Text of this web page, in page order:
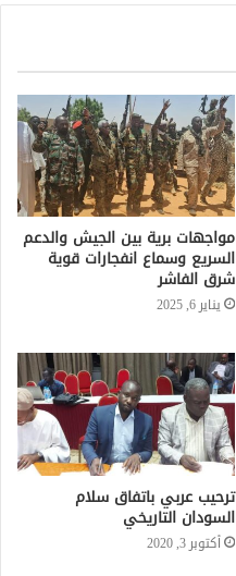
مواجهات برية بين الجيش والدعم
السريع وسماع انفجارات قوية
شرق الفاشر
يناير 6, 2025
ترحيب عربي باتفاق سلام
السودان التاريخي
أكتوبر 3, 2020